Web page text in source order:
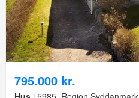
795.000 kr.